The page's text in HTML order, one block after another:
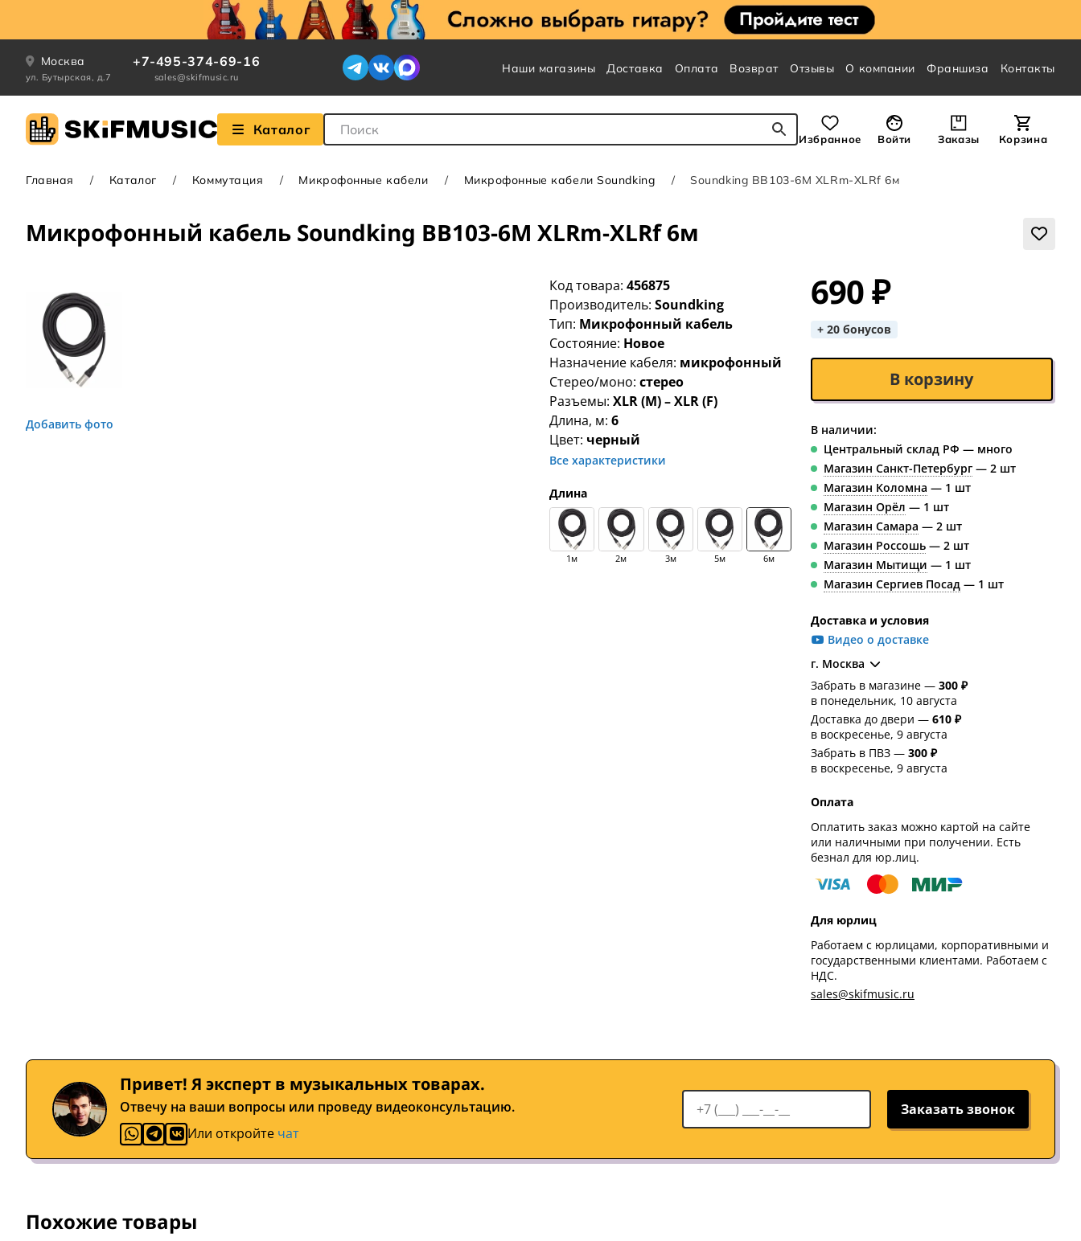
Москва
ул. Бутырская, д.7
+7-495-374-69-16
sales@skifmusic.ru
Наши магазины Доставка Оплата Возврат Отзывы О компании Франшиза Контакты
Каталог Поле для Поиска
Избранное Войти Заказы Корзина
Главная Каталог Коммутация Микрофонные кабели Микрофонные кабели Soundking Soundking BB103-6M XLRm-XLRf 6м
Микрофонный кабель Soundking BB103-6M XLRm-XLRf 6м
Добавить фото
Код товара:456875
Производитель:Soundking
Тип: Микрофонный кабель
Состояние: Новое
Назначение кабеля: микрофонный
Стерео/моно:стерео
Разъемы:XLR (M) – XLR (F)
Длина, м:6
Цвет: черный
Все характеристики
Длина
1м 2м 3м 5м 6м
690 ₽
+ 20 бонусов
В корзину
В наличии:
Центральный склад РФ — много
Магазин Санкт-Петербург— 2 шт
Магазин Коломна — 1 шт
Магазин Орёл — 1 шт
Магазин Самара — 2 шт
Магазин Россошь— 2 шт
Магазин Мытищи — 1 шт
Магазин Сергиев Посад— 1 шт
Доставка и условия
Видео о доставке
г. Москва
Забрать в магазине — 300 ₽
в понедельник, 10 августа
Доставка до двери — 610 ₽
в воскресенье, 9 августа
Забрать в ПВЗ — 300 ₽
в воскресенье, 9 августа
Оплата
Оплатить заказ можно картой на сайте
или наличными при получении. Есть
безнал для юр.лиц.
Для юрлиц
Работаем с юрлицами, корпоративными и
государственными клиентами. Работаем с
НДС.
sales@skifmusic.ru
Привет! Я эксперт в музыкальных товарах.
Отвечу на ваши вопросы или проведу видеоконсультацию.
Или откройте чат
Заказать звонок
Похожие товары